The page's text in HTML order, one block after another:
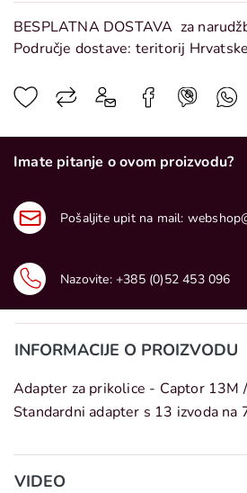
BESPLATNA DOSTAVA za
Područje dostave: teritorij Hrvatske
Imate pitanje o ovom proizvodu?
Pošaljite upit na mail:
Nazovite: +385 (0)52 453 096
INFORMACIJE O PROIZVODU
Adapter za prikolice - Captor 13M
Standardni adapter s 13 izvoda na
VIDEO